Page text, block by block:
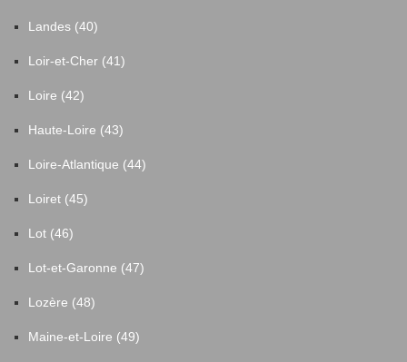
Landes (40)
Loir-et-Cher (41)
Loire (42)
Haute-Loire (43)
Loire-Atlantique (44)
Loiret (45)
Lot (46)
Lot-et-Garonne (47)
Lozère (48)
Maine-et-Loire (49)